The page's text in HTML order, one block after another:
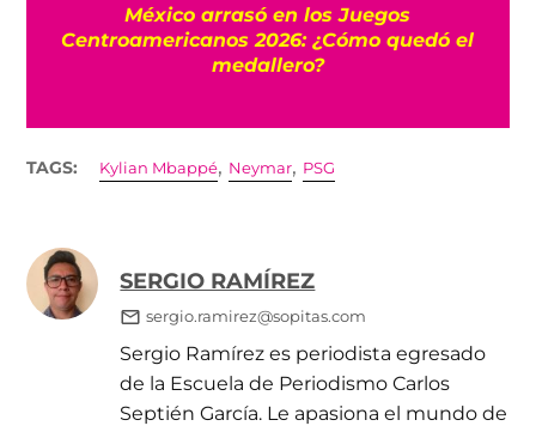
México arrasó en los Juegos
Centroamericanos 2026: ¿Cómo quedó el
medallero?
TAGS: Kylian Mbappé, Neymar, PSG
SERGIO RAMÍREZ
sergio.ramirez@sopitas.com
Sergio Ramírez es periodista egresado
de la Escuela de Periodismo Carlos
Septién García. Le apasiona el mundo de